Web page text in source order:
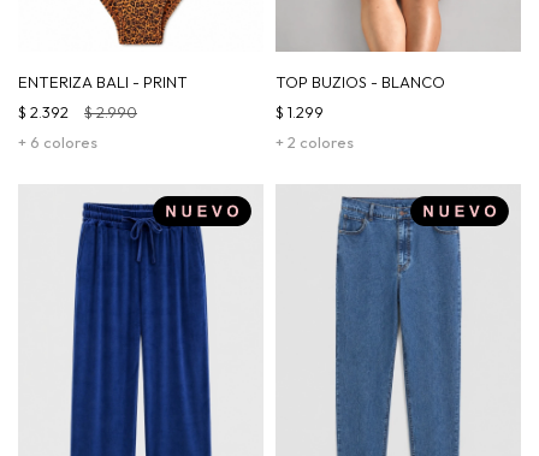
ENTERIZA BALI - PRINT
+ 6 colores
$ 2.392 $2.990
TOP BUZIOS - BLANCO
+ 2 colores
$ 1.299